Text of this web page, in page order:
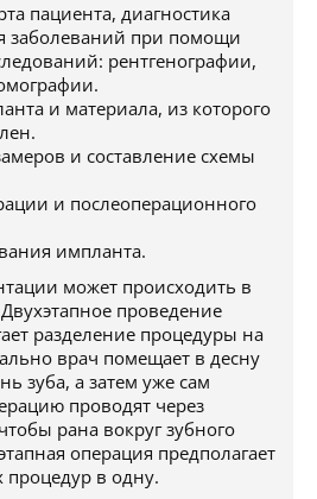
пациента, диагностика
заболеваний при помощи
рентгенографии,
и материала, из которого
и составление схемы
и послеоперационного
импланта.
может происходить в
проведение
разделение процедуры на
врач помещает в десну
зуба, а затем уже сам
проводят через
рана вокруг зубного
операция предполагает
в одну.